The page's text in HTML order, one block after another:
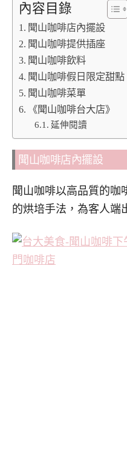
內容目錄
聞山咖啡店內擺設
聞山咖啡提供插座
聞山咖啡飲料
聞山咖啡假日限定甜點
聞山咖啡菜單
《聞山咖啡台大店》
延伸閱讀
聞山咖啡店內擺設
聞山咖啡以高品質的咖
的烘培手法，為客人端